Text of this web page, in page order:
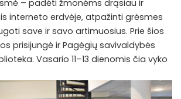
– padėti žmonėms drąsiau ir
interneto erdvėje, atpažinti grėsmes
save ir savo artimuosius. Prie šios
prisijungė ir Pagėgių savivaldybės
Vasario 11–13 dienomis čia vyko